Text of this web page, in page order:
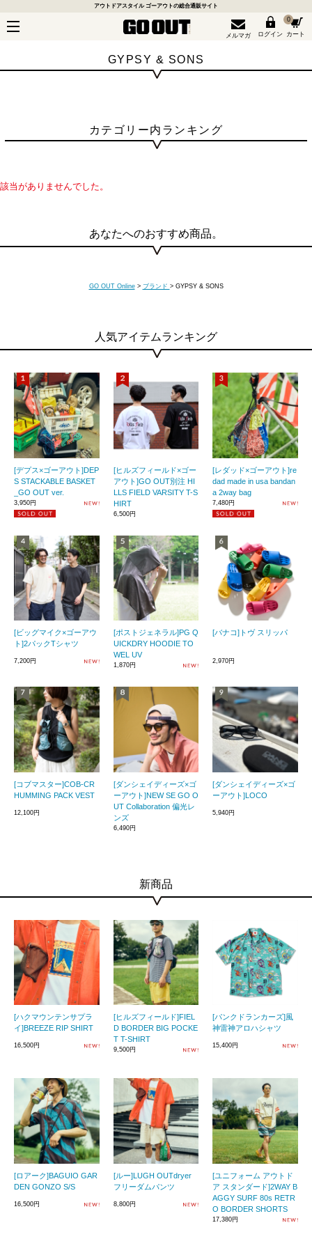
アウトドアスタイル ゴーアウトの総合通販サイト
メルマガ ログイン
0
カート
GYPSY & SONS
カテゴリー内ランキング
該当がありませんでした。
あなたへのおすすめ商品。
GO OUT Online > ブランド > GYPSY & SONS
人気アイテムランキング
[デプス×ゴーアウト]DEP
S STACKABLE BASKET
_GO OUT ver.
3,950円
[ヒルズフィールド×ゴー
アウト]GO OUT別注 HI
LLS FIELD VARSITY T-S
HIRT
6,500円
[レダッド×ゴーアウト]re
dad made in usa bandan
a 2way bag
7,480円
[ビッグマイク×ゴーアウ
ト]2パックTシャツ
7,200円
[ポストジェネラル]PG Q
UICKDRY HOODIE TO
WEL UV
1,870円
[バナコ]トヴ スリッパ
2,970円
[コブマスター]COB-CR
HUMMING PACK VEST
12,100円
[ダンシェイディーズ×ゴ
ーアウト]NEW SE GO O
UT Collaboration 偏光レ
ンズ
6,490円
[ダンシェイディーズ×ゴ
ーアウト]LOCO
5,940円
新商品
[ハクマウンテンサプラ
イ]BREEZE RIP SHIRT
16,500円
[ヒルズフィールド]FIEL
D BORDER BIG POCKE
T T-SHIRT
9,500円
[パンクドランカーズ]風
神雷神アロハシャツ
15,400円
[ロアーク]BAGUIO GAR
DEN GONZO S/S
16,500円
[ルー]LUGH OUTdryer
フリーダムパンツ
8,800円
[ユニフォーム アウトド
ア スタンダード]2WAY B
AGGY SURF 80s RETR
O BORDER SHORTS
17,380円